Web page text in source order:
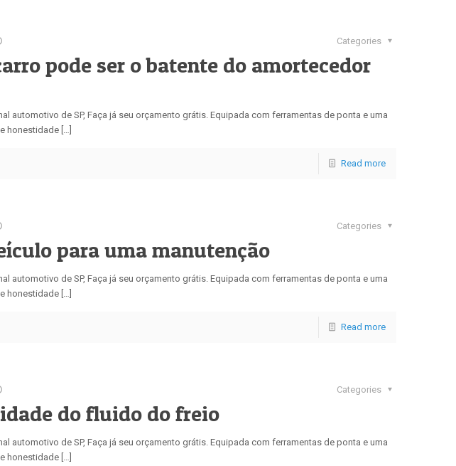
Categories
pode ser o batente do amortecedor
automotivo de SP, Faça já seu orçamento grátis. Equipada com ferramentas de ponta e uma
honestidade […]
Read more
Categories
para uma manutenção
automotivo de SP, Faça já seu orçamento grátis. Equipada com ferramentas de ponta e uma
honestidade […]
Read more
Categories
do fluido do freio
automotivo de SP, Faça já seu orçamento grátis. Equipada com ferramentas de ponta e uma
honestidade […]